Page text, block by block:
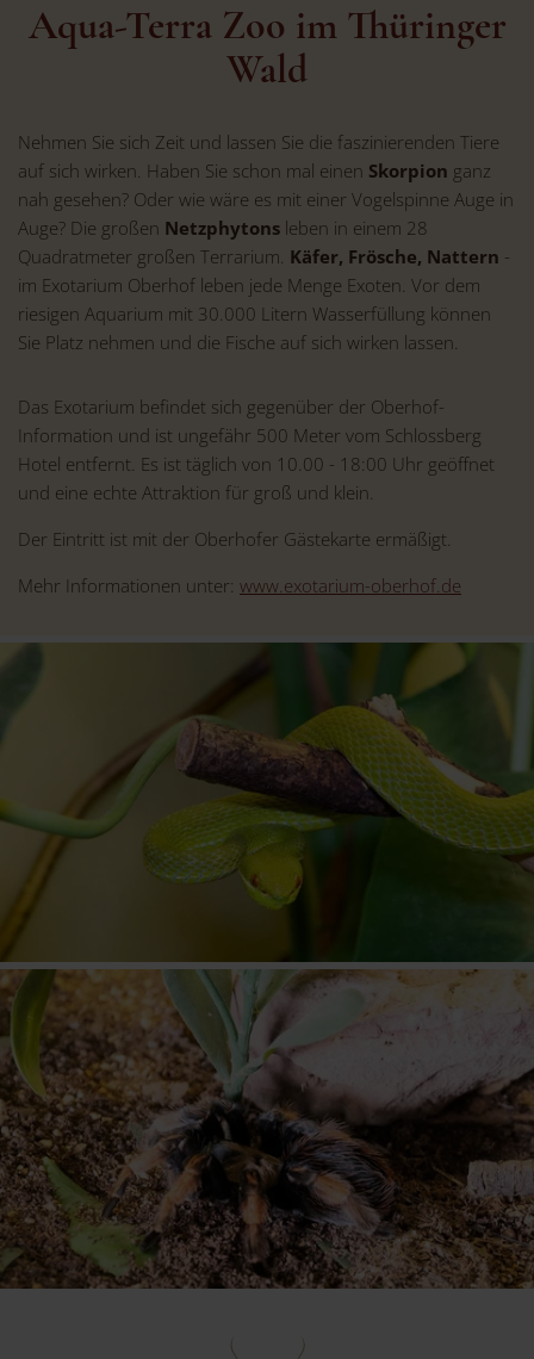
Aqua-Terra Zoo im Thüringer
Wald
Nehmen Sie sich Zeit und lassen Sie die faszinierenden Tiere
auf sich wirken. Haben Sie schon mal einen Skorpion ganz
nah gesehen? Oder wie wäre es mit einer Vogelspinne Auge in
Auge? Die großen Netzphytons leben in einem 28
Quadratmeter großen Terrarium. Käfer, Frösche, Nattern -
im Exotarium Oberhof leben jede Menge Exoten. Vor dem
riesigen Aquarium mit 30.000 Litern Wasserfüllung können
Sie Platz nehmen und die Fische auf sich wirken lassen.
Das Exotarium befindet sich gegenüber der Oberhof-
Information und ist ungefähr 500 Meter vom Schlossberg
Hotel entfernt. Es ist täglich von 10.00 - 18:00 Uhr geöffnet
und eine echte Attraktion für groß und klein.
Der Eintritt ist mit der Oberhofer Gästekarte ermäßigt.
Mehr Informationen unter: www.exotarium-oberhof.de